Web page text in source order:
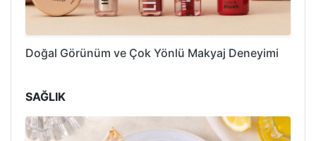
Doğal Görünüm ve Çok Yönlü Makyaj Deneyimi
SAĞLIK